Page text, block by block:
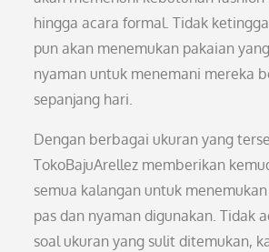
hingga acara formal. Tidak
pun akan menemukan pakaian
nyaman untuk menemani mereka
sepanjang hari.
Dengan berbagai ukuran yang
TokoBajuArellez memberikan
semua kalangan untuk
pas dan nyaman digunakan. Tidak
soal ukuran yang sulit ditemukan,